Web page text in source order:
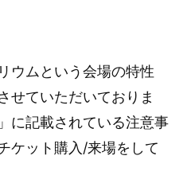
ウムという会場の特性
せていただいておりま
に記載されている注意事
ケット購入/来場をして